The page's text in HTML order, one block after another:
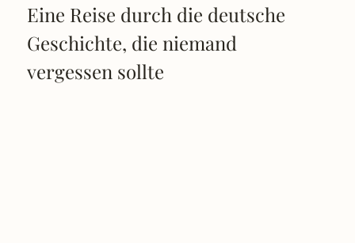
Eine Reise durch die deutsche
Geschichte, die niemand
vergessen sollte